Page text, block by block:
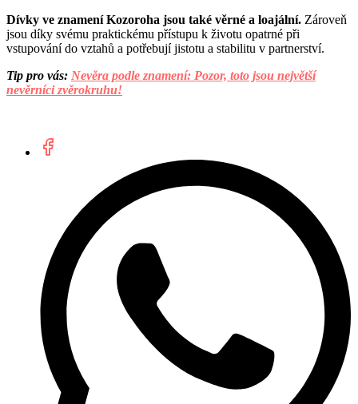
Dívky ve znamení Kozoroha jsou také věrné a loajální. Zároveň
jsou díky svému praktickému přístupu k životu opatrné při
vstupování do vztahů a potřebují jistotu a stabilitu v partnerství.
Tip pro vás: Nevěra podle znamení: Pozor, toto jsou největší
nevěrníci zvěrokruhu!